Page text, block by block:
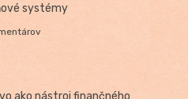
systémy
ako nástroj finančného